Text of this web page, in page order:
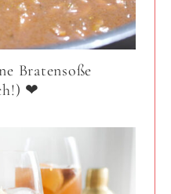
Bratensoße
❤